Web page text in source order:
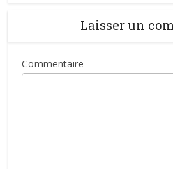
Laisser un
Commentaire